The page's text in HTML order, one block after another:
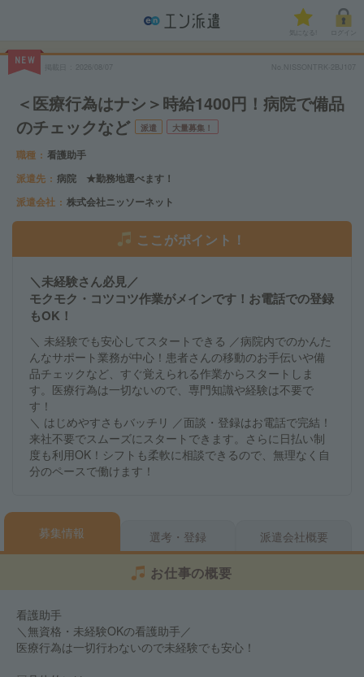
気になる!
NEW
No.NISSONTRK-2BJ107
＜医療行為はナシ＞時給1400円！病院で備品
のチェックなど
派遣 大量募集！
職種
看護助手
派遣先
病院 ★勤務地選べます！
派遣会社
株式会社ニッソーネット
ここがポイント！
＼未経験さん必見／
モクモク・コツコツ作業がメインです！お電話での登録
もOK！
＼ 未経験でも安心してスタートできる ／病院内でのかんた
んなサポート業務が中心！患者さんの移動のお手伝いや備
品チェックなど、すぐ覚えられる作業からスタートしま
す。医療行為は一切ないので、専門知識や経験は不要で
す！
＼ はじめやすさもバッチリ ／面談・登録はお電話で完結！
来社不要でスムーズにスタートできます。さらに日払い制
度も利用OK！シフトも柔軟に相談できるので、無理なく自
分のペースで働けます！
募集情報 選考・登録 派遣会社概要
お仕事の概要
看護助手
＼無資格・未経験OKの看護助手／
医療行為は一切行わないので未経験でも安心！